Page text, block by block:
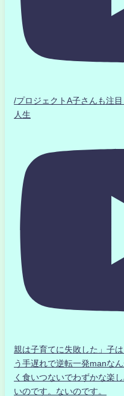
/プロジェクトA子さんも注
人生
親は子育てに失敗した」子
う手遅れで逆転一発manな
く食いつないでわずかな楽
いのです。ないのです。